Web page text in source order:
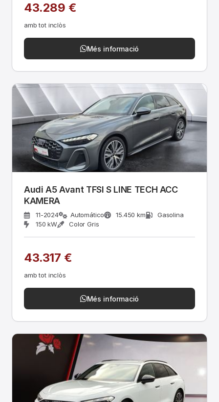
43.289 €
amb tot inclòs
Més informació
Audi A5 Avant TFSI S LINE TECH ACC
KAMERA
11-2024 Automático 15.450 km
Gasolina
150 kW
Color Gris
43.317 €
amb tot inclòs
Més informació